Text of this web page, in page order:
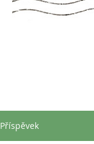
Příspěvek